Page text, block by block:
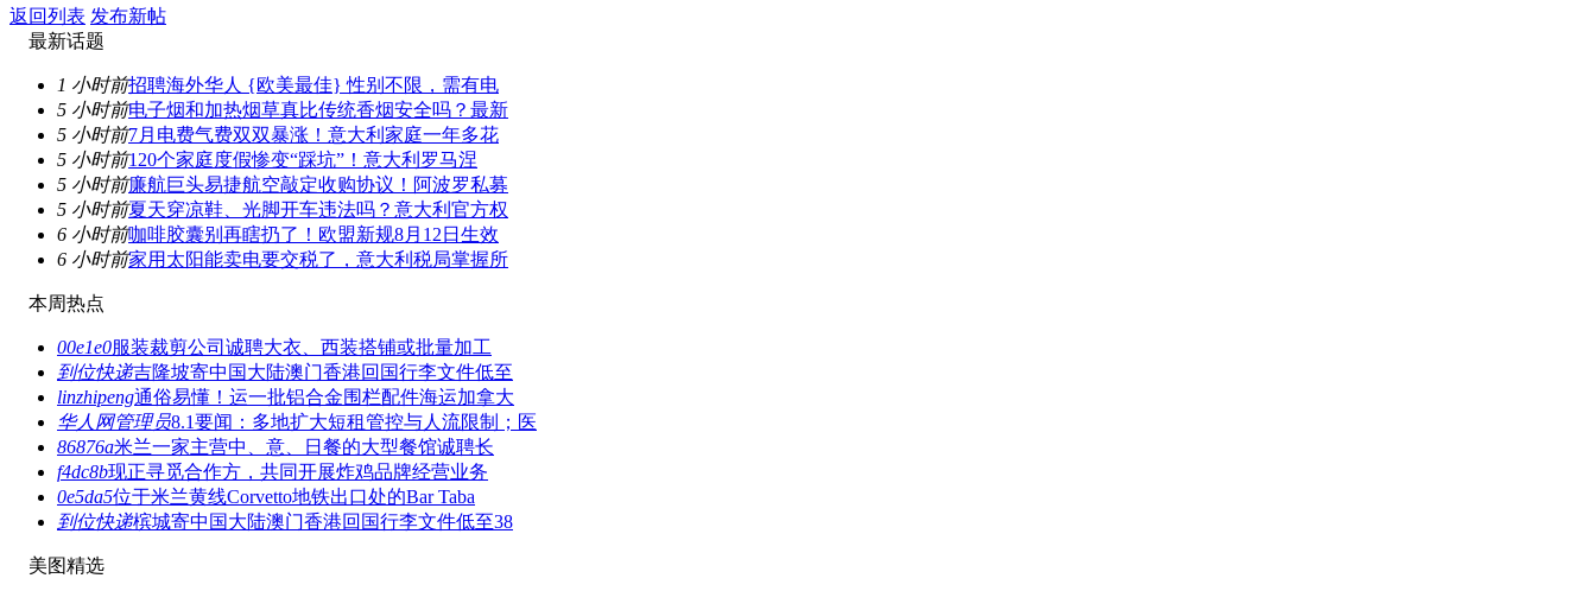
返回列表 发布新帖
最新话题
1 小时前招聘海外华人 {欧美最佳} 性别不限，需有电
5 小时前电子烟和加热烟草真比传统香烟安全吗？最新
5 小时前7月电费气费双双暴涨！意大利家庭一年多花
5 小时前120个家庭度假惨变“踩坑”！意大利罗马涅
5 小时前廉航巨头易捷航空敲定收购协议！阿波罗私募
5 小时前夏天穿凉鞋、光脚开车违法吗？意大利官方权
6 小时前咖啡胶囊别再瞎扔了！欧盟新规8月12日生效
6 小时前家用太阳能卖电要交税了，意大利税局掌握所
本周热点
00e1e0服装裁剪公司诚聘大衣、西装搭铺或批量加工
到位快递吉隆坡寄中国大陆澳门香港回国行李文件低至
linzhipeng通俗易懂！运一批铝合金围栏配件海运加拿大
华人网管理员8.1要闻：多地扩大短租管控与人流限制；医
86876a米兰一家主营中、意、日餐的大型餐馆诚聘长
f4dc8b现正寻觅合作方，共同开展炸鸡品牌经营业务
0e5da5位于米兰黄线Corvetto地铁出口处的Bar Taba
到位快递槟城寄中国大陆澳门香港回国行李文件低至38
美图精选